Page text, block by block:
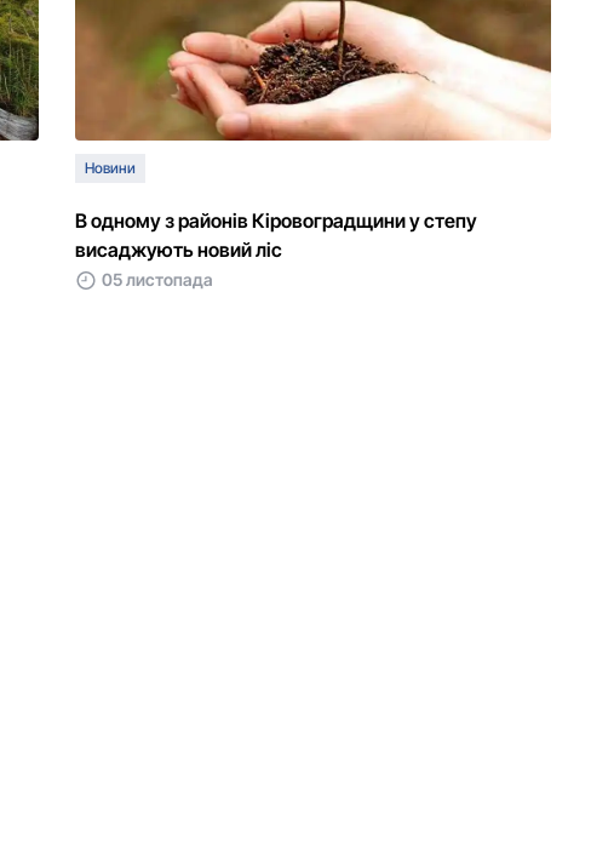
Новини
В одному з районів Кіровоградщини у степу
висаджують новий ліс
05 листопада